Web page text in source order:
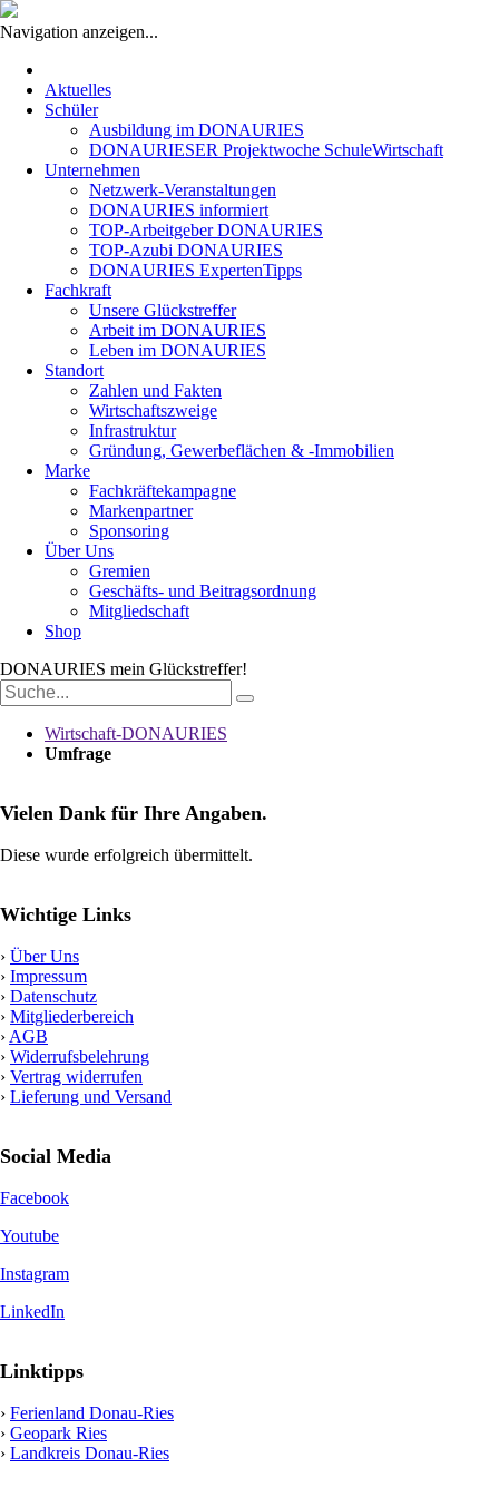
Navigation anzeigen...
überspringen
Aktuelles
Schüler
Ausbildung im DONAURIES
DONAURIESER Projektwoche SchuleWirtschaft
Unternehmen
Netzwerk-Veranstaltungen
DONAURIES informiert
TOP-Arbeitgeber DONAURIES
TOP-Azubi DONAURIES
DONAURIES ExpertenTipps
Fachkraft
Unsere Glückstreffer
Arbeit im DONAURIES
Leben im DONAURIES
Standort
Zahlen und Fakten
Wirtschaftszweige
Infrastruktur
Gründung, Gewerbeflächen & -Immobilien
Marke
Fachkräftekampagne
Markenpartner
Sponsoring
Über Uns
Gremien
Geschäfts- und Beitragsordnung
Mitgliedschaft
Shop
DONAURIES mein Glückstreffer!
Suchbegriffe
Wirtschaft-DONAURIES
Umfrage
Vielen Dank für Ihre Angaben.
Diese wurde erfolgreich übermittelt.
Wichtige Links
› Über Uns
› Impressum
› Datenschutz
› Mitgliederbereich
› AGB
› Widerrufsbelehrung
› Vertrag widerrufen
› Lieferung und Versand
Social Media
Facebook
Youtube
Instagram
LinkedIn
Linktipps
› Ferienland Donau-Ries
› Geopark Ries
› Landkreis Donau-Ries